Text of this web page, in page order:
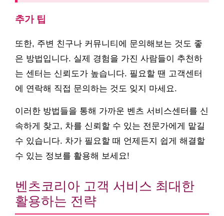
추가 팁
또한, 주변 친구나 커뮤니티에 문의해보는 것도 좋
은 방법입니다. 실제 경험을 가진 사람들이 추천하
는 센터는 신뢰도가 높습니다. 필요할 땐 고객센터
에 연락해 직접 문의하는 것도 잊지 마세요.
이러한 방법들을 통해 가까운 벤츠 서비스센터를 신
속하게 찾고, 차를 신뢰할 수 있는 전문가에게 맡길
수 있습니다. 차가 필요할 때 언제든지 쉽게 해결할
수 있는 정보를 활용해 보세요!
벤츠코리아 고객 서비스 최대한
활용하는 전략